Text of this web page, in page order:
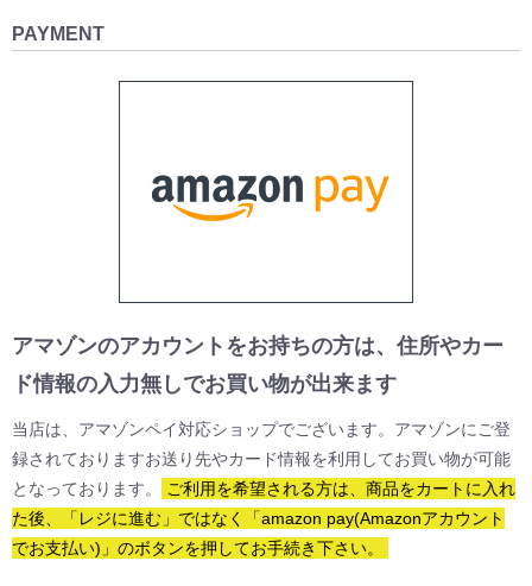
PAYMENT
アマゾンのアカウントをお持ちの方は、住所やカー
ド情報の入力無しでお買い物が出来ます
当店は、アマゾンペイ対応ショップでございます。アマゾンにご登
録されておりますお送り先やカード情報を利用してお買い物が可能
となっております。
ご利用を希望される方は、商品をカートに入れ
た後、「レジに進む」ではなく「amazon pay(Amazonアカウント
でお支払い)」のボタンを押してお手続き下さい。